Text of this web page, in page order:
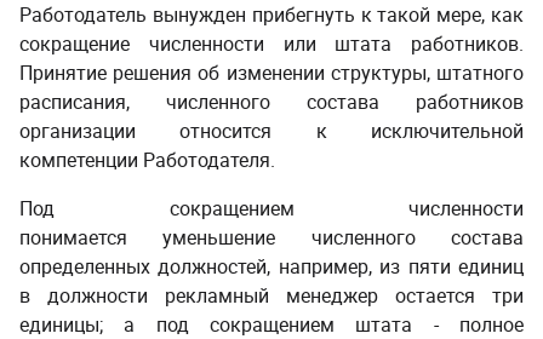
Работодатель вынужден прибегнуть к такой мере, как
сокращение численности или штата работников.
Принятие решения об изменении структуры, штатного
расписания, численного состава работников
организации относится к исключительной
компетенции Работодателя.
Под сокращением численности
понимается уменьшение численного состава
определенных должностей, например, из пяти единиц
в должности рекламный менеджер остается три
единицы; а под сокращением штата - полное